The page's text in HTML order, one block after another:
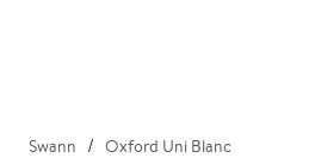
Swann Oxford Uni Blanc